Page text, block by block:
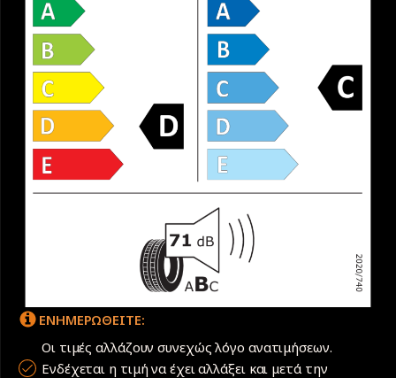
ΕΝΗΜΕΡΩΘΕΙΤΕ:
Οι τιμές αλλάζουν συνεχώς λόγο ανατιμήσεων.
Ενδέχεται η τιμή να έχει αλλάξει και μετά την